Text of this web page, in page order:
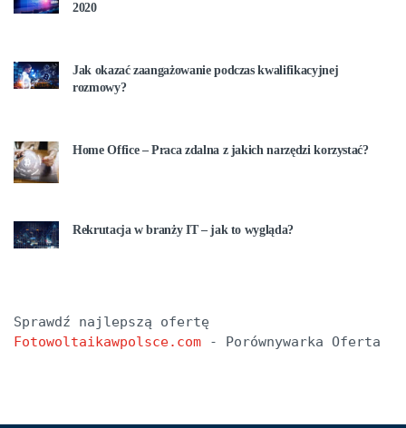
2020
Jak okazać zaangażowanie podczas kwalifikacyjnej
rozmowy?
Home Office – Praca zdalna z jakich narzędzi korzystać?
Rekrutacja w branży IT – jak to wygląda?
Fotowoltaikawpolsce.com - Porównywarka Oferta